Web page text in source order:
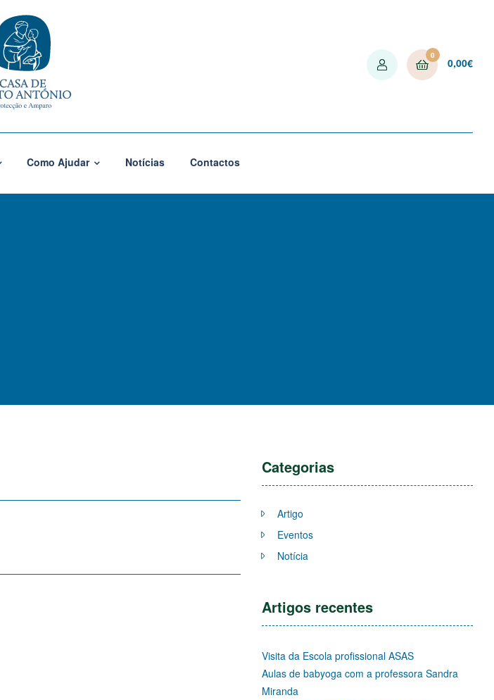
0
0,00€
Como Ajudar Notícias Contactos
Categorias
Artigo
Eventos
Notícia
Artigos recentes
Visita da Escola profissional ASAS
Aulas de babyoga com a professora Sandra
Miranda